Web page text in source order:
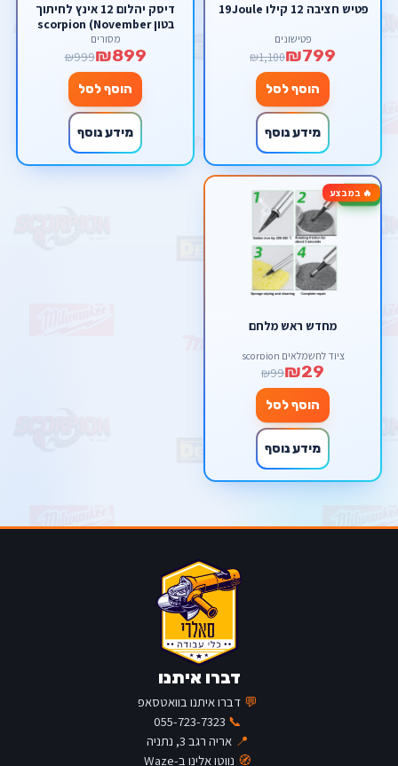
פטיש חציבה 12 קילו 19Joule
פטישונים
₪799
₪1,100
הוסף לסל
מידע נוסף
דיסק יהלום 12 אינץ לחיתוך
בטון scorpion (November
sale)
מסורים
₪899
₪999
הוסף לסל
מידע נוסף
🔥 במבצע-71%
מחדש ראש מלחם
ציוד לחשמלאים scorpion
₪29
₪99
הוסף לסל
מידע נוסף
דברו איתנו
💬 דברו איתנו בוואטסאפ
📞
055-723-7323
📍 אריה רגב 3, נתניה
🧭 נווטו אלינו ב-Waze